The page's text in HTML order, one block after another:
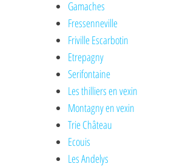
Gamaches
Fressenneville
Friville Escarbotin
Etrepagny
Serifontaine
Les thilliers en vexin
Montagny en vexin
Trie Château
Ecouis
Les Andelys